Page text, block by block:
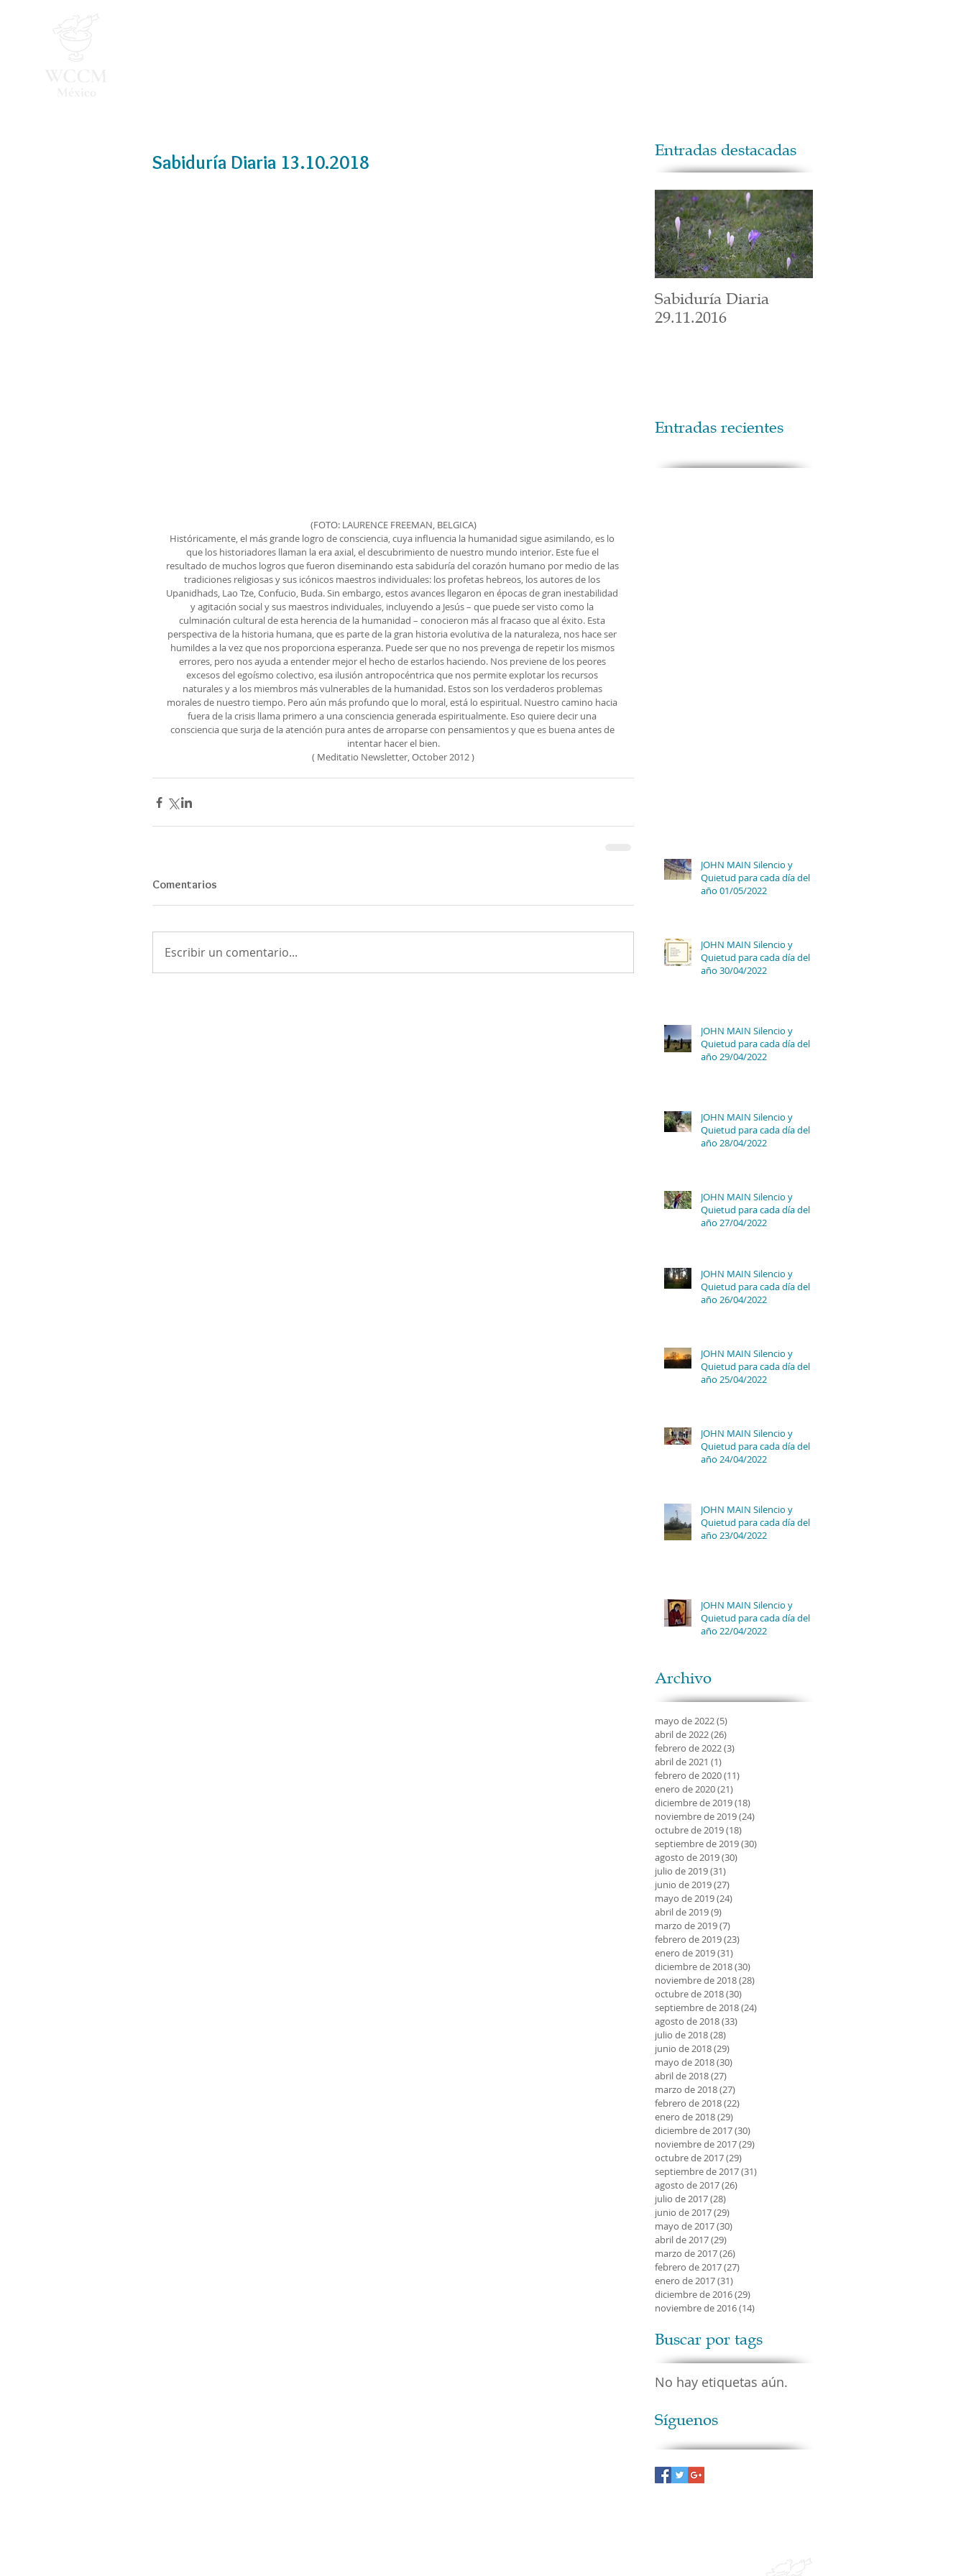
Sabiduría Diaria 13.10.2018
(FOTO: LAURENCE FREEMAN, BELGICA)
Históricamente, el más grande logro de consciencia, cuya influencia la humanidad sigue asimilando, es lo
que los historiadores llaman la era axial, el descubrimiento de nuestro mundo interior. Este fue el
resultado de muchos logros que fueron diseminando esta sabiduría del corazón humano por medio de las
tradiciones religiosas y sus icónicos maestros individuales: los profetas hebreos, los autores de los
Upanidhads, Lao Tze, Confucio, Buda. Sin embargo, estos avances llegaron en épocas de gran inestabilidad
y agitación social y sus maestros individuales, incluyendo a Jesús – que puede ser visto como la
culminación cultural de esta herencia de la humanidad – conocieron más al fracaso que al éxito. Esta
perspectiva de la historia humana, que es parte de la gran historia evolutiva de la naturaleza, nos hace ser
humildes a la vez que nos proporciona esperanza. Puede ser que no nos prevenga de repetir los mismos
errores, pero nos ayuda a entender mejor el hecho de estarlos haciendo. Nos previene de los peores
excesos del egoísmo colectivo, esa ilusión antropocéntrica que nos permite explotar los recursos
naturales y a los miembros más vulnerables de la humanidad. Estos son los verdaderos problemas
morales de nuestro tiempo. Pero aún más profundo que lo moral, está lo espiritual. Nuestro camino hacia
fuera de la crisis llama primero a una consciencia generada espiritualmente. Eso quiere decir una
consciencia que surja de la atención pura antes de arroparse con pensamientos y que es buena antes de
intentar hacer el bien.
( Meditatio Newsletter, October 2012 )
Comentarios
Escribir un comentario...
Entradas destacadas
Sabiduría Diaria
29.11.2016
Entradas recientes
JOHN MAIN Silencio y
Quietud para cada día del
año 01/05/2022
JOHN MAIN Silencio y
Quietud para cada día del
año 30/04/2022
JOHN MAIN Silencio y
Quietud para cada día del
año 29/04/2022
JOHN MAIN Silencio y
Quietud para cada día del
año 28/04/2022
JOHN MAIN Silencio y
Quietud para cada día del
año 27/04/2022
JOHN MAIN Silencio y
Quietud para cada día del
año 26/04/2022
JOHN MAIN Silencio y
Quietud para cada día del
año 25/04/2022
JOHN MAIN Silencio y
Quietud para cada día del
año 24/04/2022
JOHN MAIN Silencio y
Quietud para cada día del
año 23/04/2022
JOHN MAIN Silencio y
Quietud para cada día del
año 22/04/2022
Archivo
mayo de 2022(5)
abril de 2022(26)
febrero de 2022(3)
abril de 2021 (1)
febrero de 2020(11)
enero de 2020(21)
diciembre de 2019(18)
noviembre de 2019(24)
octubre de 2019(18)
septiembre de 2019(30)
agosto de 2019(30)
julio de 2019(31)
junio de 2019(27)
mayo de 2019(24)
abril de 2019(9)
marzo de 2019(7)
febrero de 2019(23)
enero de 2019(31)
diciembre de 2018(30)
noviembre de 2018(28)
octubre de 2018(30)
septiembre de 2018(24)
agosto de 2018(33)
julio de 2018(28)
junio de 2018(29)
mayo de 2018(30)
abril de 2018(27)
marzo de 2018(27)
febrero de 2018(22)
enero de 2018(29)
diciembre de 2017(30)
noviembre de 2017(29)
octubre de 2017(29)
septiembre de 2017(31)
agosto de 2017(26)
julio de 2017(28)
junio de 2017(29)
mayo de 2017(30)
abril de 2017(29)
marzo de 2017(26)
febrero de 2017(27)
enero de 2017(31)
diciembre de 2016(29)
noviembre de 2016(14)
Buscar por tags
No hay etiquetas aún.
Síguenos